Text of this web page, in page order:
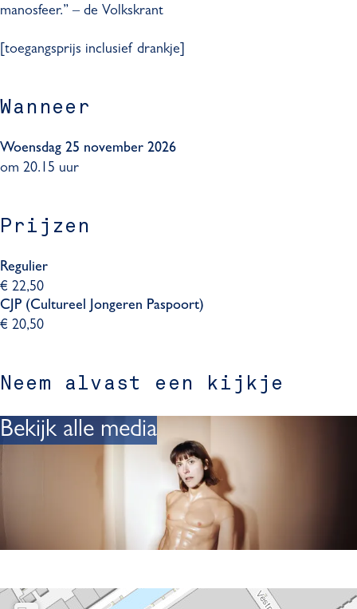
manosfeer.” – de Volkskrant
[toegangsprijs inclusief drankje]
Wanneer
Woensdag 25 november 2026
om 20.15 uur
Prijzen
Regulier
€ 22,50
CJP (Cultureel Jongeren Paspoort)
€ 20,50
Neem alvast een kijkje
Bekijk alle media